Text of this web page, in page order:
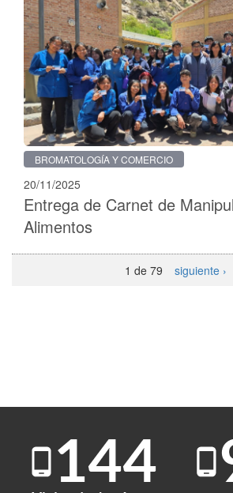
BROMATOLOGÍA Y COMERCIO
20/11/2025
Entrega de Carnet de
Alimentos
1 de 79 siguiente ›